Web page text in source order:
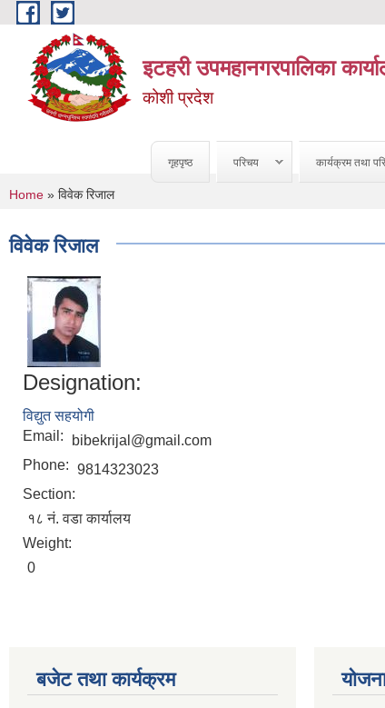
Skip to main content
इटहरी उपमहानगरपालिका
कोशी प्रदेश
गृहपृष्ठ परिचय कार्यक्रम तथा
You are here
Home » विवेक रिजाल
विवेक रिजाल
Designation:
विद्युत सहयोगी
Email:
bibekrijal@gmail.com
Phone: 9814323023
Section:
१८ नं. वडा कार्यालय
Weight:
0
बजेट तथा कार्यक्रम